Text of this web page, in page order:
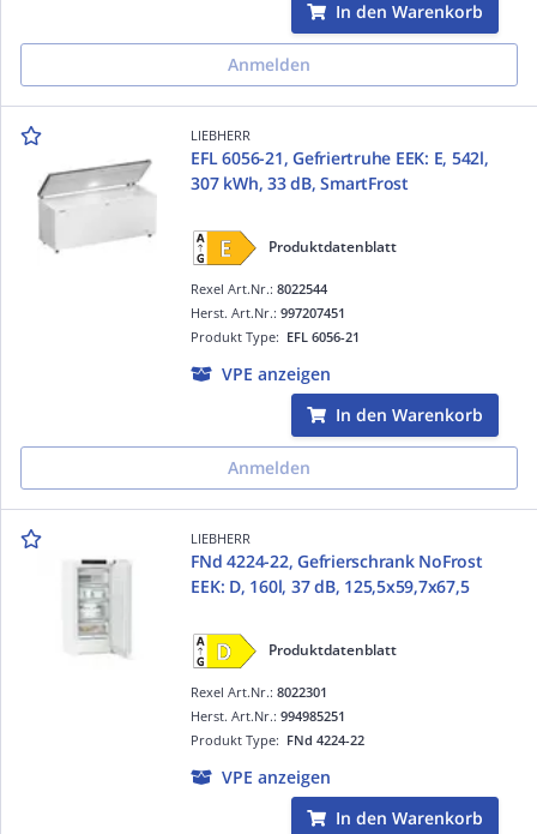
In den Warenkorb
Anmelden
LIEBHERR
EFL 6056-21, Gefriertruhe EEK: E, 542l,
307 kWh, 33 dB, SmartFrost
Produktdatenblatt
Rexel Art.Nr.:8022544
Produkt Type: EFL 6056-21
Herst. Art.Nr.:997207451
VPE anzeigen
In den Warenkorb
Anmelden
LIEBHERR
FNd 4224-22, Gefrierschrank NoFrost
EEK: D, 160l, 37 dB, 125,5x59,7x67,5
Produktdatenblatt
Rexel Art.Nr.:8022301
Produkt Type: FNd 4224-22
Herst. Art.Nr.:994985251
VPE anzeigen
In den Warenkorb